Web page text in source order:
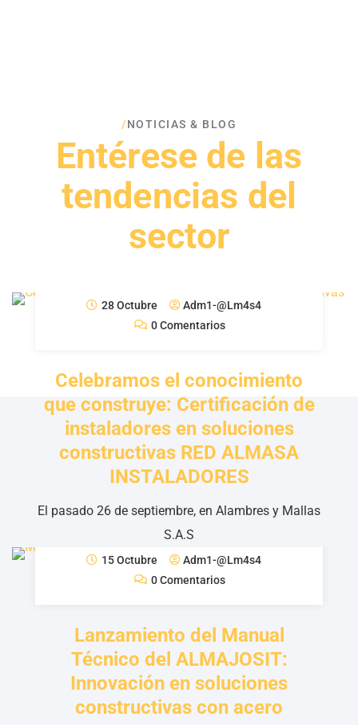
/NOTICIAS & BLOG
Entérese de las
tendencias del
sector
28 Octubre
Adm1-@lm4s4
0 Comentarios
Celebramos el conocimiento
que construye: Certificación de
instaladores en soluciones
constructivas RED ALMASA
INSTALADORES
El pasado 26 de septiembre, en Alambres y Mallas
S.A.S
15 Octubre
Adm1-@lm4s4
0 Comentarios
Lanzamiento del Manual
Técnico del ALMAJOSIT:
Innovación en soluciones
constructivas con acero